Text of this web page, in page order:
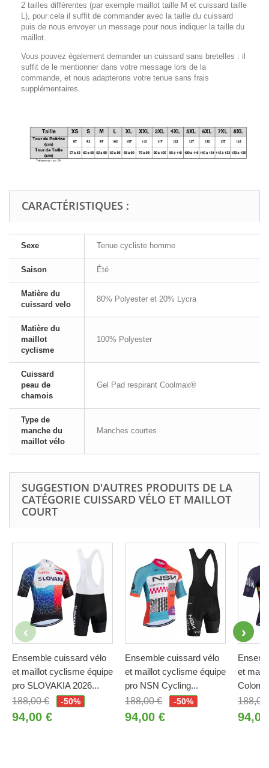
2 tailles différentes (par exemple maillot taille M et cuissard taille
L), pour cela il suffit de commander avec la taille du cuissard
puis de nous envoyer un message pour nous indiquer la taille du
maillot.
Vous pouvez également demander un cuissard sans bretelles : il
suffit de le mentionner dans votre message lors de la
commande, et nous adapterons votre tenue sans frais
supplémentaires.
CARACTÉRISTIQUES :
Sexe Tenue cycliste homme
Saison Été
Matière du
cuissard velo
80% Polyester et 20% Lycra
Matière du
maillot
cyclisme
100% Polyester
Cuissard
peau de
chamois
Gel Pad respirant Coolmax®
Type de
manche du
maillot vélo
Manches courtes
SUGGESTION D'AUTRES PRODUITS DE LA
CATÉGORIE CUISSARD VÉLO ET MAILLOT
COURT
Ensemble cuissard vélo
et maillot cyclisme équipe
pro SLOVAKIA 2026...
188,00 €
-50%
94,00 €
Ensemble cuissard vélo
et maillot cyclisme équipe
pro NSN Cycling...
188,00 €
-50%
94,00 €
et
188,00